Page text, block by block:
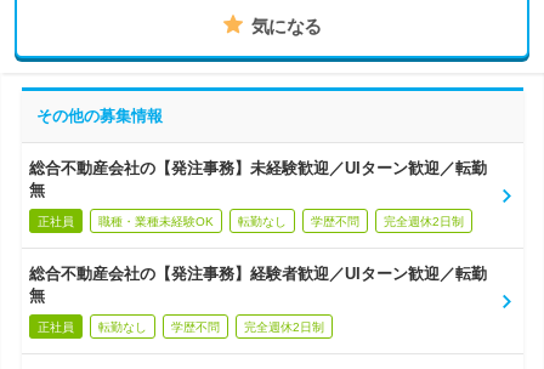
気になる
その他の募集情報
総合不動産会社の【発注事務】未経験歓迎／UIターン歓迎／転勤
無
正社員 職種・業種未経験OK 転勤なし 学歴不問 完全週休2日制
総合不動産会社の【発注事務】経験者歓迎／UIターン歓迎／転勤
無
正社員 転勤なし 学歴不問 完全週休2日制